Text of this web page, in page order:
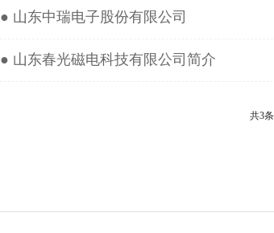
● 山东中瑞电子股份有限公司
● 山东春光磁电科技有限公司简介
共3条